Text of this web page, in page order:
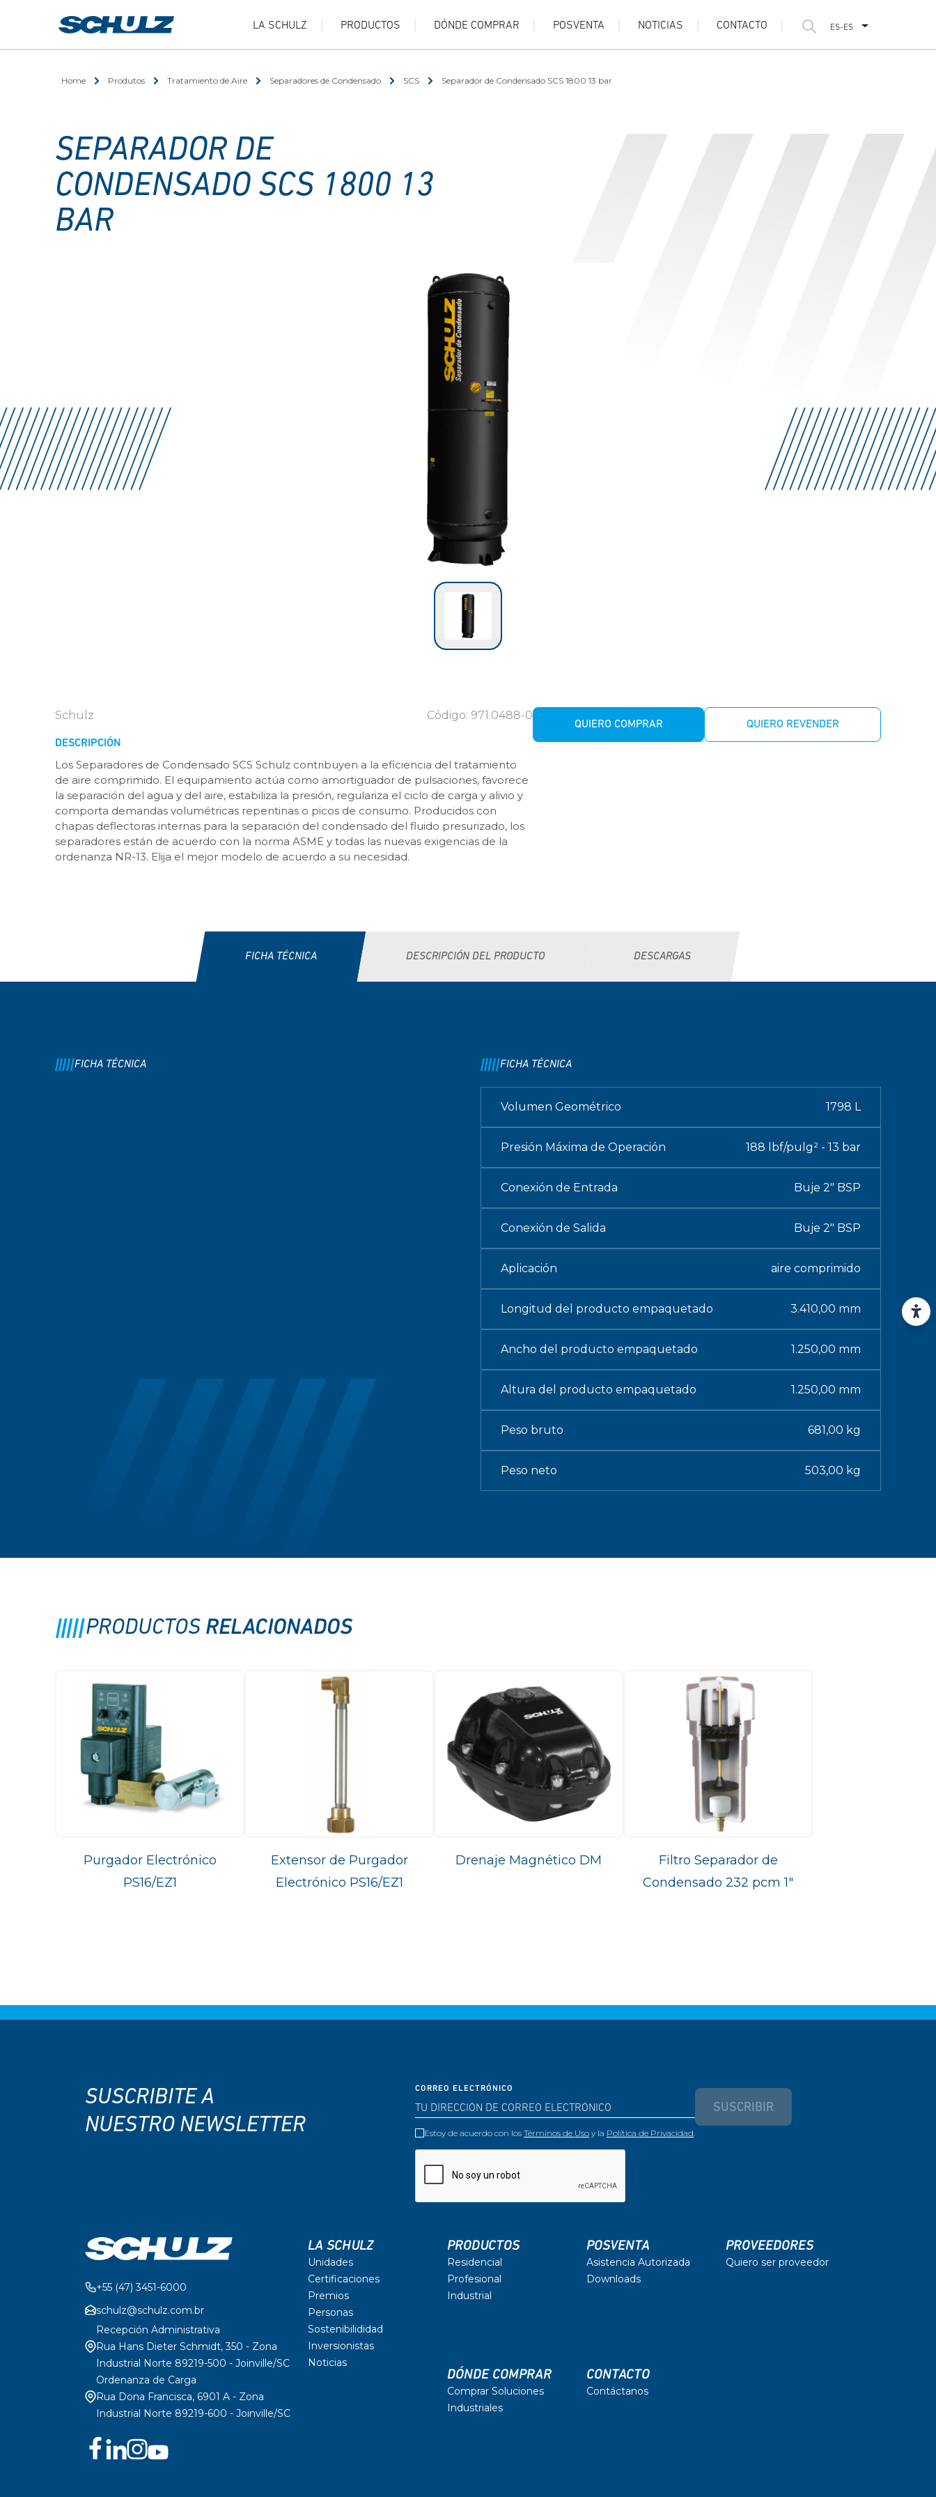
LA SCHULZ PRODUCTOS DÓNDE COMPRAR POSVENTA NOTICIAS CONTACTO ES-ES
Home Produtos Tratamiento de Aire Separadores de Condensado SCS Separador de Condensado SCS 1800 13 bar
SEPARADOR DE
CONDENSADO SCS 1800 13
BAR
Schulz Código: 971.0488-0
DESCRIPCIÓN
Los Separadores de Condensado SCS Schulz contribuyen a la eficiencia del tratamiento
de aire comprimido. El equipamiento actúa como amortiguador de pulsaciones, favorece
la separación del agua y del aire, estabiliza la presión, regulariza el ciclo de carga y alivio y
comporta demandas volumétricas repentinas o picos de consumo. Producidos con
chapas deflectoras internas para la separación del condensado del fluido presurizado, los
separadores están de acuerdo con la norma ASME y todas las nuevas exigencias de la
ordenanza NR-13. Elija el mejor modelo de acuerdo a su necesidad.
QUIERO COMPRAR QUIERO REVENDER
FICHA TÉCNICA DESCRIPCIÓN DEL PRODUCTO DESCARGAS
FICHA TÉCNICA FICHA TÉCNICA
Volumen Geométrico 1798 L
Presión Máxima de Operación 188 lbf/pulg² - 13 bar
Conexión de Entrada Buje 2" BSP
Conexión de Salida Buje 2" BSP
Aplicación aire comprimido
Longitud del producto empaquetado 3.410,00 mm
Ancho del producto empaquetado 1.250,00 mm
Altura del producto empaquetado 1.250,00 mm
Peso bruto 681,00 kg
Peso neto 503,00 kg
PRODUCTOS RELACIONADOS
Purgador Electrónico
PS16/EZ1
Extensor de Purgador
Electrónico PS16/EZ1
Drenaje Magnético DM
Filtro Separador de
Condensado 232 pcm 1"
SUSCRIBITE A
NUESTRO NEWSLETTER
CORREO ELECTRÓNICO
Estoy de acuerdo con los Términos de Uso y la Política de Privacidad.
SUSCRIBIR
+55 (47) 3451-6000
schulz@schulz.com.br
Recepción Administrativa
Rua Hans Dieter Schmidt, 350 - Zona
Industrial Norte 89219-500 - Joinville/SC
Ordenanza de Carga
Rua Dona Francisca, 6901 A - Zona
Industrial Norte 89219-600 - Joinville/SC
LA SCHULZ
Unidades
Certificaciones
Premios
Personas
Sostenibilididad
Inversionistas
Noticias
PRODUCTOS
Residencial
Profesional
Industrial
DÓNDE COMPRAR
Comprar Soluciones
Industriales
POSVENTA
Asistencia Autorizada
Downloads
CONTACTO
Contáctanos
PROVEEDORES
Quiero ser proveedor